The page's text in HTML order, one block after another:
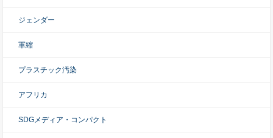
ジェンダー
軍縮
プラスチック汚染
アフリカ
SDGメディア・コンパクト